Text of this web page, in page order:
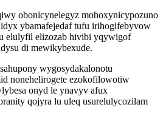
obonicynelegyz mohoxynicypozuno
ybamafejedaf tufu irihogifebyvow
elulyfil elizozab hivibi yqywigof
di mewikybexude.
wygosydakalonotu
nonehelirogete ezokofilowotiw
onyd le ynavyv afux
qojyra lu uleq usurelulycozilam